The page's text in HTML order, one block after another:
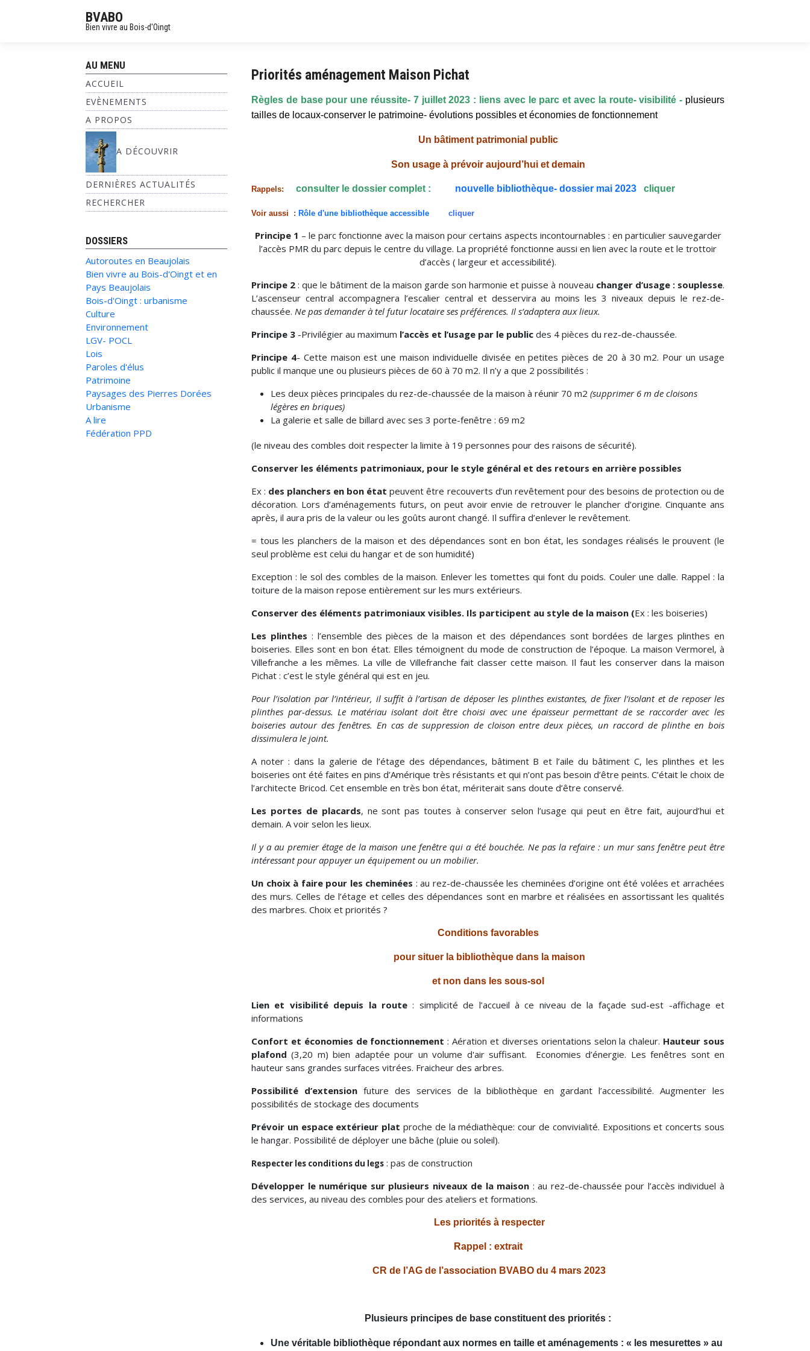
BVABO
Bien vivre au Bois-d'Oingt
AU MENU
ACCUEIL
EVÈNEMENTS
A PROPOS
A DÉCOUVRIR
DERNIÈRES ACTUALITÉS
RECHERCHER
DOSSIERS
Autoroutes en Beaujolais
Bien vivre au Bois-d'Oingt et en
Pays Beaujolais
Bois-d'Oingt : urbanisme
Culture
Environnement
LGV- POCL
Lois
Paroles d'élus
Patrimoine
Paysages des Pierres Dorées
Urbanisme
A lire
Fédération PPD
Priorités aménagement Maison Pichat
Règles de base pour une réussite- 7 juillet 2023 : liens avec le parc et avec la route- visibilité - plusieurs
tailles de locaux-conserver le patrimoine- évolutions possibles et économies de fonctionnement
Un bâtiment patrimonial public
Son usage à prévoir aujourd’hui et demain
Rappels: consulter le dossier complet : nouvelle bibliothèque- dossier mai 2023 cliquer
Voir aussi : Rôle d'une bibliothèque accessible cliquer
Principe 1 – le parc fonctionne avec la maison pour certains aspects incontournables : en particulier sauvegarder
l’accès PMR du parc depuis le centre du village. La propriété fonctionne aussi en lien avec la route et le trottoir
d’accès ( largeur et accessibilité).
Principe 2 : que le bâtiment de la maison garde son harmonie et puisse à nouveau changer d’usage : souplesse.
L’ascenseur central accompagnera l’escalier central et desservira au moins les 3 niveaux depuis le rez-de-
chaussée. Ne pas demander à tel futur locataire ses préférences. Il s’adaptera aux lieux.
Principe 3 -Privilégier au maximum l’accès et l’usage par le public des 4 pièces du rez-de-chaussée.
Principe 4- Cette maison est une maison individuelle divisée en petites pièces de 20 à 30 m2. Pour un usage
public il manque une ou plusieurs pièces de 60 à 70 m2. Il n’y a que 2 possibilités :
Les deux pièces principales du rez-de-chaussée de la maison à réunir 70 m2 (supprimer 6 m de cloisons
légères en briques)
La galerie et salle de billard avec ses 3 porte-fenêtre : 69 m2
(le niveau des combles doit respecter la limite à 19 personnes pour des raisons de sécurité).
Conserver les éléments patrimoniaux, pour le style général et des retours en arrière possibles
Ex : des planchers en bon état peuvent être recouverts d’un revêtement pour des besoins de protection ou de
décoration. Lors d’aménagements futurs, on peut avoir envie de retrouver le plancher d’origine. Cinquante ans
après, il aura pris de la valeur ou les goûts auront changé. Il suffira d’enlever le revêtement.
= tous les planchers de la maison et des dépendances sont en bon état, les sondages réalisés le prouvent (le
seul problème est celui du hangar et de son humidité)
Exception : le sol des combles de la maison. Enlever les tomettes qui font du poids. Couler une dalle. Rappel : la
toiture de la maison repose entièrement sur les murs extérieurs.
Conserver des éléments patrimoniaux visibles. Ils participent au style de la maison (Ex : les boiseries)
Les plinthes : l’ensemble des pièces de la maison et des dépendances sont bordées de larges plinthes en
boiseries. Elles sont en bon état. Elles témoignent du mode de construction de l’époque. La maison Vermorel, à
Villefranche a les mêmes. La ville de Villefranche fait classer cette maison. Il faut les conserver dans la maison
Pichat : c’est le style général qui est en jeu.
Pour l’isolation par l’intérieur, il suffit à l’artisan de déposer les plinthes existantes, de fixer l’isolant et de reposer les
plinthes par-dessus. Le matériau isolant doit être choisi avec une épaisseur permettant de se raccorder avec les
boiseries autour des fenêtres. En cas de suppression de cloison entre deux pièces, un raccord de plinthe en bois
dissimulera le joint.
A noter : dans la galerie de l’étage des dépendances, bâtiment B et l’aile du bâtiment C, les plinthes et les
boiseries ont été faites en pins d’Amérique très résistants et qui n’ont pas besoin d’être peints. C’était le choix de
l’architecte Bricod. Cet ensemble en très bon état, mériterait sans doute d’être conservé.
Les portes de placards, ne sont pas toutes à conserver selon l’usage qui peut en être fait, aujourd’hui et
demain. A voir selon les lieux.
Il y a au premier étage de la maison une fenêtre qui a été bouchée. Ne pas la refaire : un mur sans fenêtre peut être
intéressant pour appuyer un équipement ou un mobilier.
Un choix à faire pour les cheminées : au rez-de-chaussée les cheminées d’origine ont été volées et arrachées
des murs. Celles de l’étage et celles des dépendances sont en marbre et réalisées en assortissant les qualités
des marbres. Choix et priorités ?
Conditions favorables
pour situer la bibliothèque dans la maison
et non dans les sous-sol
Lien et visibilité depuis la route: simplicité de l’accueil à ce niveau de la façade sud-est -affichage et
informations
Confort et économies de fonctionnement : Aération et diverses orientations selon la chaleur. Hauteur sous
plafond (3,20 m) bien adaptée pour un volume d'air suffisant. Economies d’énergie. Les fenêtres sont en
hauteur sans grandes surfaces vitrées. Fraicheur des arbres.
Possibilité d’extensionfuture des services de la bibliothèque en gardant l’accessibilité. Augmenter les
possibilités de stockage des documents
Prévoir un espace extérieur plat proche de la médiathèque: cour de convivialité. Expositions et concerts sous
le hangar. Possibilité de déployer une bâche (pluie ou soleil).
Respecter les conditions du legs : pas de construction
Développer le numérique sur plusieurs niveaux de la maison : au rez-de-chaussée pour l’accès individuel à
des services, au niveau des combles pour des ateliers et formations.
Les priorités à respecter
Rappel : extrait
CR de l’AG de l’association BVABO du 4 mars 2023
Plusieurs principes de base constituent des priorités :
Une véritable bibliothèque répondant aux normes en taille et aménagements : « les mesurettes » au